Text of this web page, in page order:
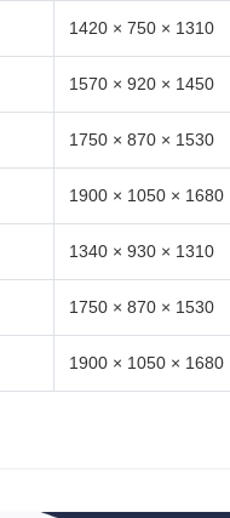
1420 × 750 × 1310
1570 × 920 × 1450
1750 × 870 × 1530
1900 × 1050 × 1680
1340 × 930 × 1310
1750 × 870 × 1530
1900 × 1050 × 1680